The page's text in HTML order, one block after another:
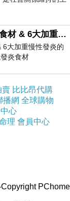
欣儀營養師 - 6種抗發炎食材 & 6大加重慢性發炎的飲食習慣
6大加重慢性發炎的
炎食材
?fbid=147
賣 比比昂代購
播網 全球購物
心
理 會員中心
‧Copyright PChome